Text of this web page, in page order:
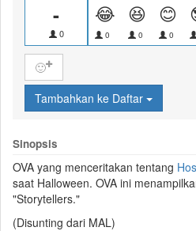
-
0
😂
0
😆
0
😊
0
🙂
Tambahkan ke Daftar
Sinopsis
OVA yang menceritakan tentang
saat Halloween. OVA ini
"Storytellers."
(Disunting dari MAL)